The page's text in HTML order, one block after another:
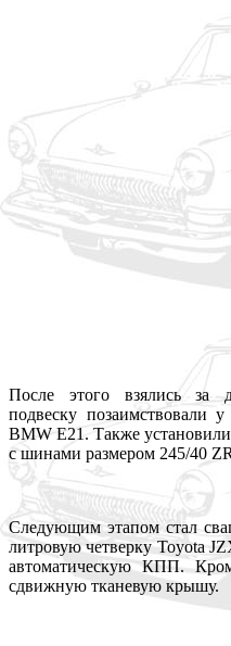
После этого взялись за
подвеску
BMW E21. Также
с шинами размером 245/40
Следующим этапом стал
литровую четверку Toyota
автоматическую КПП.
сдвижную тканевую крышу.